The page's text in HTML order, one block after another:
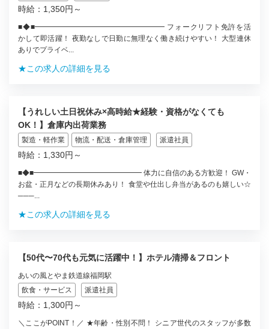
時給：1,350円～
■◆■━━━━━━━━━━━━━━━━━━ フォークリフト免許を活
かして即活躍！ 夜勤なしで日勤に無理なく働き続けやすい！ 大型連休
ありでプライベ...
★この求人の詳細を見る
【うれしい土日祝休み×高時給★経験・資格がなくても
OK！】倉庫内出荷業務
製造・軽作業 物流・配送・倉庫管理 派遣社員
時給：1,330円～
■◆■━━━━━━━━━━━━━━━ 体力に自信のある方歓迎！ GW・
お盆・正月などの長期休みあり！ 食堂や仕出し弁当があるのも嬉しい☆
───...
★この求人の詳細を見る
【50代〜70代も元気に活躍中！】ホテル清掃＆フロント
あいの風とやま鉄道線福岡駅
飲食・サービス
派遣社員
時給：1,300円～
＼ここがPOINT！／ ★年齢・性別不問！ シニア世代のスタッフが多数